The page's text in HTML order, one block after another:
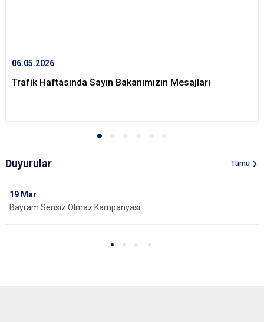
06.05.2026
Trafik Haftasında Sayın Bakanımızın Mesajları
Duyurular Tümü
19 Mar
Bayram Sensiz Olmaz Kampanyası